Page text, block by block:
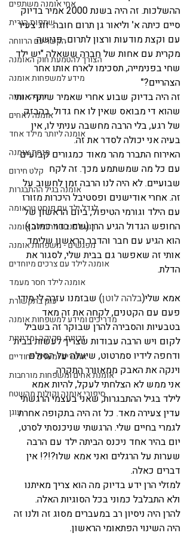
אחי אומנה משתפים
שתפות הורית
הקשר עם הרווחה
הצורך להטמעת חוק האומנה
מידע למשפחות אומנה
חוק האומנה
אומנה לאחים
אומנה ליותר מילד אחד
מנחת אומנה
קלט חירום
אומנה בגיל ההתבגרות
לגדל ילד עם פוסט טראומה
רגע לפני שמתחילה אומנה
מפגשים - משפחות אומנה
אומנה לילד עם צרכים מיוחדים
אומנה לילד חסר מעמד
עוגן בתקשורת
מדריכים ומידע למשפחות אומנה
זכויות, חקיקה ומדיניות
אתגרים ומענים ייחודיים
אומנת אחים ומשפחות מורחבות
סיפורי אומנה וקולות מהשטח
עוגן
ההשלכות. זה היה בשנת 2000 אמיר בדיוק
סיים כיתה א' וליאור גן תרום חובה. זוג צעיר
עם וקצת מודעות ורצון לתרום. פגישה
מקרית עם אחות של חברה ששאלה "יש ילד
שחי בפנימייה, תסכימו לארח אותו אחר
הצהריים?"
זה היה בדיוק שבוע אחרי שאמיר שיתף אותי
שהוא די מבואס שאין לו אח גדול. בהבזק
של רגע, בלי הרבה מחשבה עניתי לו, אין
בעיה אני יכולה לסדר את זה.
האירוח התברר מהר מאוד כמגורים קבועים
עם כל מה שמשתמע מכך. זה לקח
שבועיים. לא היה לנו הרבה זמן לחשוב על
זה. אחרי אודישנים ופסטיבל היכרות מזורז
עם הילד וגורמי הטיפול, ביום הראשון של
החופש הגדול הגיע הרן (שם בדוי כמובן)
הוא הגיע עם חבר והדבר הראשון שלימד
אותי זה שאפשר גם בבית שלי, לסגור את
הדלת.
אמא שלי(בלהה לוטן) שבזמנו עזרה לי מידי
פעם עם הקטנים, לקחה את זה מאד
בטבעיות והסבירה להרן שבוקר זה בשביל
לקום ויש הרבה עבודות שצריך לעשות בבית
ודחפה לידיו סמרטוט, שיעלה על הסולם
וינקה את האבק ממאוורר התקרה.
אני ממש לא הצלחתי לעקל, להיות אמא
לילד בגיל ההתבגרות, שאני בעצמי הרגשתי
עדין צעירה מאד. כל זה היה בתקופה אחרת
לגמרי בחיים שלי. הרגשתי שניכנסתי לסרט,
יום בהיר אחד ניכנס הביתה ילד עם הרבה
שערות על הרגלים ואני אמא שלו?!?! אין
דברים כאלה.
למזלי הרן ידע בדיוק מה הוא צריך מאיתנו
ולא התבלבל כמוני בכל הסוגיות האלה.
להרן היה ניסיון רב במעברים מסוג זה ולנו זה
היה השינוי הפתאומי הראשון.